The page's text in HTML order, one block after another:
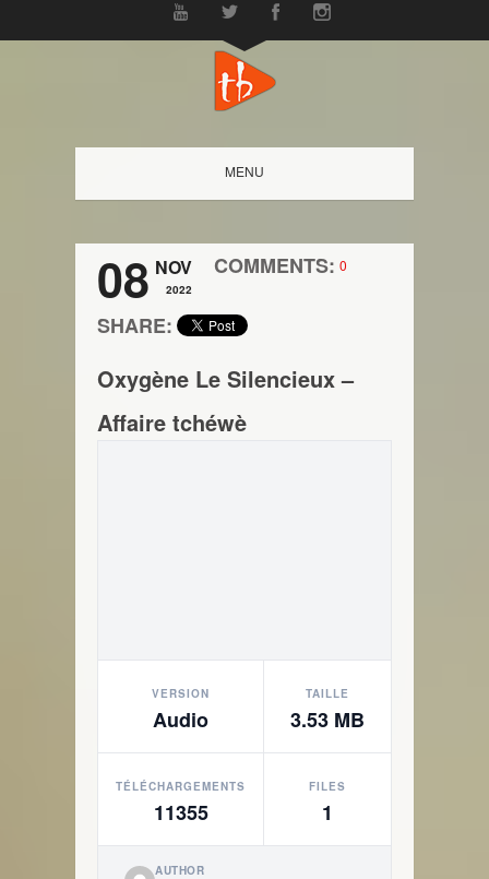
MENU
08 NOV
2022
COMMENTS: 0
SHARE:
Oxygène Le Silencieux –
Affaire tchéwè
VERSION
Audio
TAILLE
3.53 MB
TÉLÉCHARGEMENTS
11355
FILES
1
AUTHOR